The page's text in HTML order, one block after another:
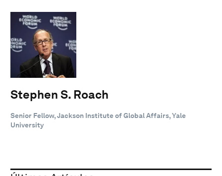
Stephen S. Roach
Senior Fellow, Jackson Institute of Global Affairs, Yale
University